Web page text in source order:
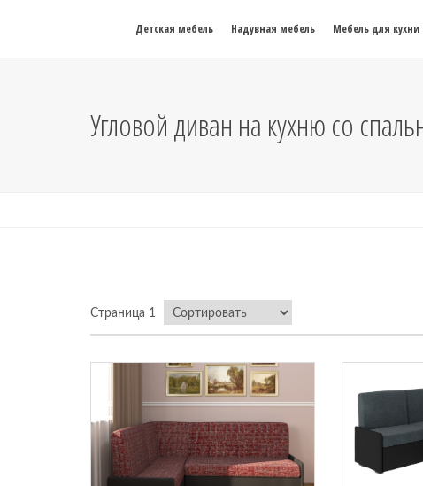
Детская мебель Надувная мебель Мебель для кухни
Угловой диван на кухню со
Страница 1